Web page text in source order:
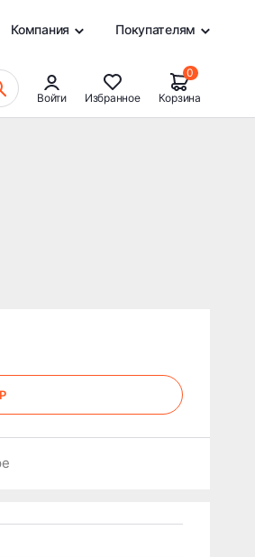
Компания Покупателям
Войти Избранное
0
Корзина